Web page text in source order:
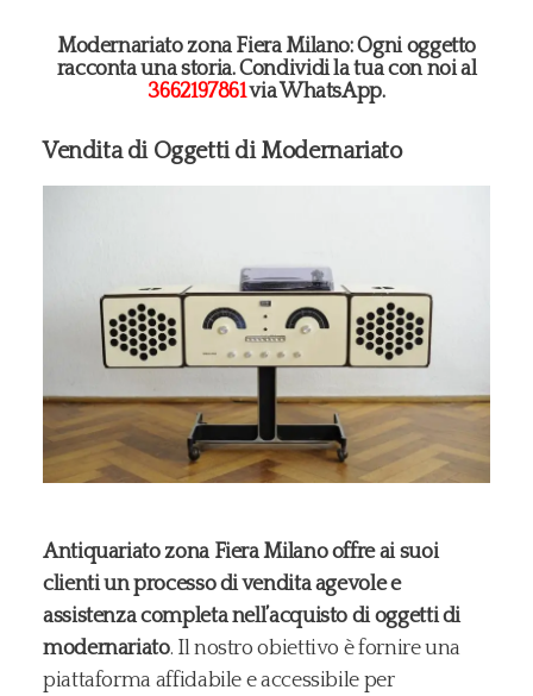
Modernariato zona Fiera Milano: Ogni oggetto
racconta una storia. Condividi la tua con noi al
3662197861via WhatsApp.
Vendita di Oggetti di Modernariato
Antiquariato zona Fiera Milano offre ai suoi
clienti un processo di vendita agevole e
assistenza completa nell’acquisto di oggetti di
modernariato. Il nostro obiettivo è fornire una
piattaforma affidabile e accessibile per